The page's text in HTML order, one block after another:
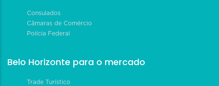
Consulados
Câmaras de Comércio
Polícia Federal
Belo Horizonte para o mercado
Trade Turístico